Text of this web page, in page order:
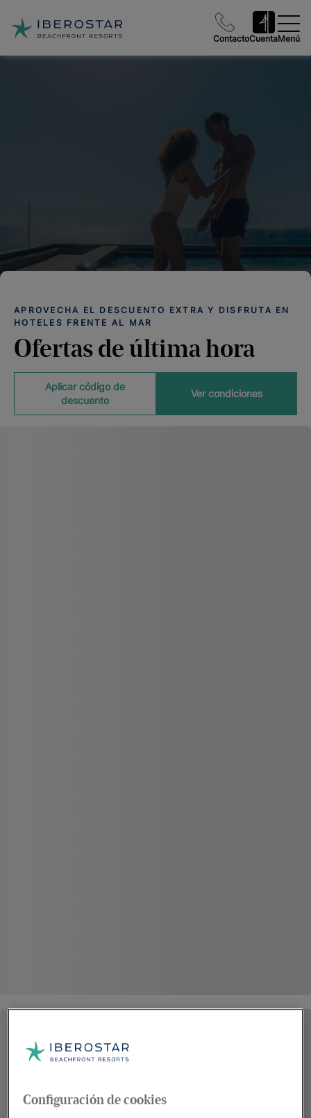
ContactoCuentaMenú
APROVECHA EL DESCUENTO EXTRA Y DISFRUTA EN
HOTELES FRENTE AL MAR
Ofertas de última hora
Ver condiciones
Aplicar código de
descuento
Configuración de cookies